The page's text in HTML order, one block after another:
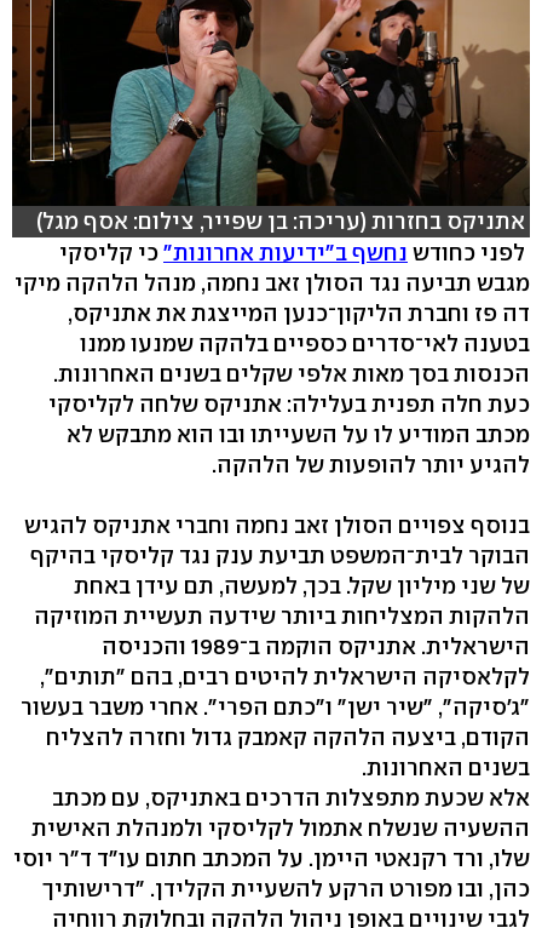
אתניקס בחזרות (עריכה: בן שפייר, צילום: אסף מגל)
לפני כחודש נחשף ב"ידיעות אחרונות"כי קליסקי
מגבש תביעה נגד הסולן זאב נחמה, מנהל הלהקה מיקי
דה פז וחברת הליקון־כנען המייצגת את אתניקס,
בטענה לאי־סדרים כספיים בלהקה שמנעו ממנו
הכנסות בסך מאות אלפי שקלים בשנים האחרונות.
כעת חלה תפנית בעלילה: אתניקס שלחה לקליסקי
מכתב המודיע לו על השעייתו ובו הוא מתבקש לא
להגיע יותר להופעות של הלהקה.
בנוסף צפויים הסולן זאב נחמה וחברי אתניקס להגיש
הבוקר לבית־המשפט תביעת ענק נגד קליסקי בהיקף
של שני מיליון שקל. בכך, למעשה, תם עידן באחת
הלהקות המצליחות ביותר שידעה תעשיית המוזיקה
הישראלית. אתניקס הוקמה ב־1989 והכניסה
לקלאסיקה הישראלית להיטים רבים, בהם "תותים",
"ג'סיקה", "שיר ישן" ו"כתם הפרי". אחרי משבר בעשור
הקודם, ביצעה הלהקה קאמבק גדול וחזרה להצליח
בשנים האחרונות.
אלא שכעת מתפצלות הדרכים באתניקס, עם מכתב
ההשעיה שנשלח אתמול לקליסקי ולמנהלת האישית
שלו, ורד רקנאטי היימן. על המכתב חתום עו"ד ד"ר יוסי
כהן, ובו מפורט הרקע להשעיית הקלידן. "דרישותיך
לגבי שינויים באופן ניהול הלהקה ובחלוקת רווחיה